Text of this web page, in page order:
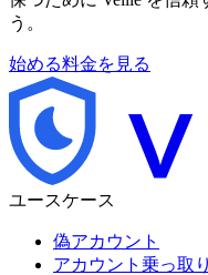
う。
始める料金を見る
ユースケース
偽アカウント
アカウント乗っ取り